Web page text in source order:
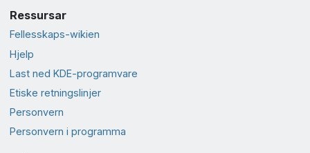
Ressursar
Fellesskaps-wikien
Hjelp
Last ned KDE-programvare
Etiske retningslinjer
Personvern
Personvern i programma